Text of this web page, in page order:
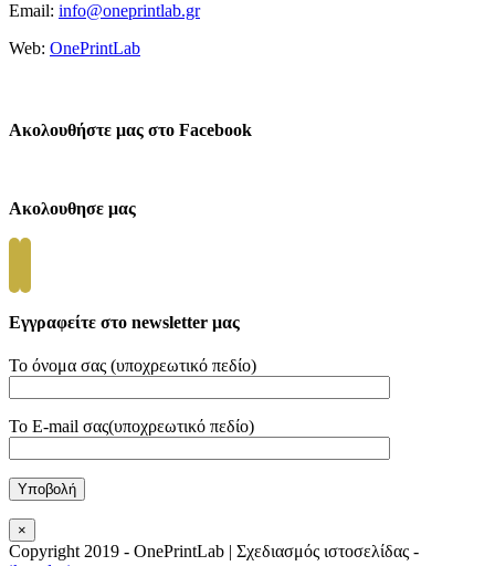
Email: info@oneprintlab.gr
Web: OnePrintLab
Ακολουθήστε μας στο Facebook
Ακολουθησε μας
Εγγραφείτε στο newsletter μας
Το όνομα σας (υποχρεωτικό πεδίο)
Το E-mail σας(υποχρεωτικό πεδίο)
×
Copyright 2019 - OnePrintLab | Σχεδιασμός ιστοσελίδας -